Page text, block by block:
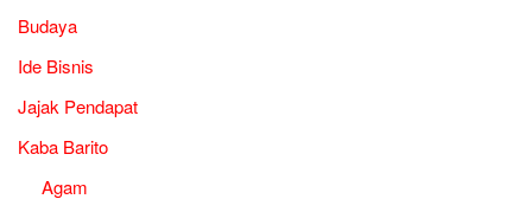
Budaya
Ide Bisnis
Jajak Pendapat
Kaba Barito
Agam